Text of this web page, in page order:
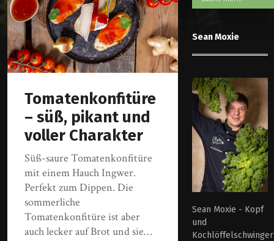
Tomatenkonfitüre
– süß, pikant und
voller Charakter
Süß-saure Tomatenkonfitüre
mit einem Hauch Ingwer.
Perfekt zum Dippen. Die
sommerliche
Tomatenkonfitüre ist aber
auch lecker auf Brot und sie…
Sean Moxie
Sean Moxie - Kopf
und
Kochlöffelschwinger